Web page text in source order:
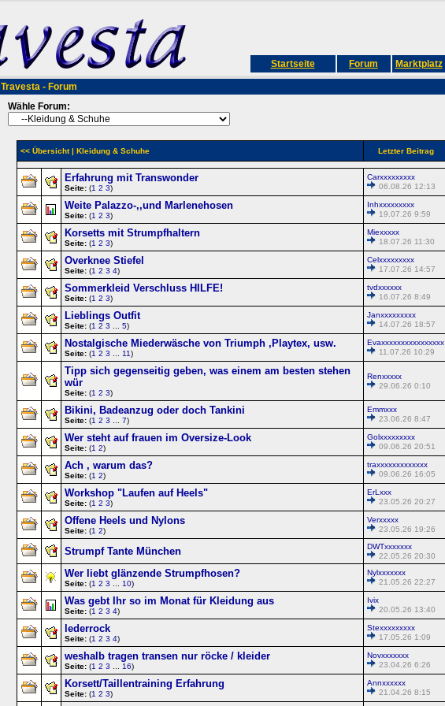
Startseite Forum Marktplatz
Travesta - Forum
Wähle Forum:
<< Übersicht| Kleidung & Schuhe Letzter Beitrag
Erfahrung mit Transwonder
Seite: (1 2 3)
Carxxxxxxxxx
06.08.26 12:13
Weite Palazzo-,,und Marlenehosen
Seite: (1 2 3)
Inhxxxxxxxxx
19.07.26 9:59
Korsetts mit Strumpfhaltern
Seite: (1 2 3)
Miexxxxx
18.07.26 11:30
Overknee Stiefel
Seite: (1 2 3 4)
Celxxxxxxxxx
17.07.26 14:57
Sommerkleid Verschluss HILFE!
Seite: (1 2 3)
tvdxxxxxx
16.07.26 8:49
Lieblings Outfit
Seite: (1 2 3 5)
Janxxxxxxxxx
14.07.26 18:57
Nostalgische Miederwäsche von Triumph ,Playtex, usw.
Seite: (1 2 3 11)
Evaxxxxxxxxxxxxxxxx
11.07.26 10:29
Tipp sich gegenseitig geben, was einem am besten stehen
wür
Seite: (1 2 3)
Renxxxxx
29.06.26 0:10
Bikini, Badeanzug oder doch Tankini
Seite: (1 2 3 7)
Emmxxx
23.06.26 8:47
Wer steht auf frauen im Oversize-Look
Seite: (1 2)
Golxxxxxxxxx
09.06.26 20:51
Ach , warum das?
Seite: (1 2)
traxxxxxxxxxxxxx
09.06.26 16:05
Workshop "Laufen auf Heels"
Seite: (1 2 3)
ErLxxx
23.05.26 20:27
Offene Heels und Nylons
Seite: (1 2)
Verxxxxx
23.05.26 19:26
Strumpf Tante München
DWTxxxxxxx
22.05.26 20:30
Wer liebt glänzende Strumpfhosen?
Seite: (1 2 3 10)
Nylxxxxxxx
21.05.26 22:27
Was gebt Ihr so im Monat für Kleidung aus
Seite: (1 2 3 4)
Ivix
20.05.26 13:40
lederrock
Seite: (1 2 3 4)
Stexxxxxxxxx
17.05.26 1:09
weshalb tragen transen nur röcke / kleider
Seite: (1 2 3 16)
Novxxxxxxx
23.04.26 6:26
Korsett/Taillentraining Erfahrung
Seite: (1 2 3)
Annxxxxxx
21.04.26 8:15